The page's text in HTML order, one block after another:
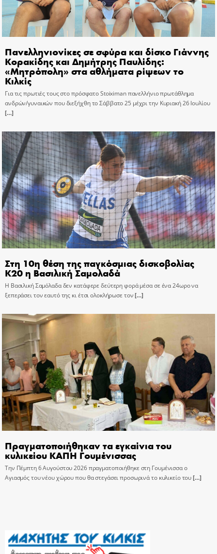
Πανελληνιονίκες σε σφύρα και δίσκο Γιάννης
Κορακίδης και Δημήτρης Παυλίδης:
«Μητρόπολη» στα αθλήματα ρίψεων το
Κιλκίς
Για τις πρωτιές τους στο πρόσφατο Stoiximan πανελλήνιο πρωτάθλημα
ανδρών/γυναικών που διεξήχθη το Σάββατο 25 μέχρι την Κυριακή 26 Ιουλίου
[…]
Στη 10η θέση της παγκόσμιας δισκοβολίας
Κ20 η Βασιλική Σαμολαδά
Η Βασιλική Σαμόλαδα δεν κατάφερε δεύτερη φορά μέσα σε ένα 24ωρο να
ξεπεράσει τον εαυτό της κι έτσι ολοκλήρωσε τον[…]
Πραγματοποιήθηκαν τα εγκαίνια του
κυλικείου ΚΑΠΗ Γουμένισσας
Την Πέμπτη 6 Αυγούστου 2026 πραγματοποιήθηκε στη Γουμένισσα ο
Αγιασμός του νέου χώρου που θα στεγάσει προσωρινά το κυλικείο του[…]